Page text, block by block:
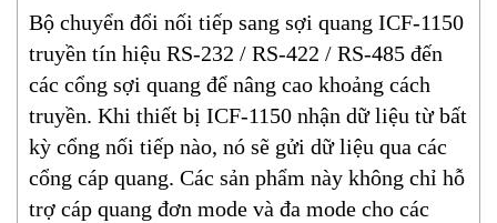
Bộ chuyển đổi nối tiếp sang sợi quang ICF-1150
truyền tín hiệu RS-232 / RS-422 / RS-485 đến
các cổng sợi quang để nâng cao khoảng cách
truyền. Khi thiết bị ICF-1150 nhận dữ liệu từ bất
kỳ cổng nối tiếp nào, nó sẽ gửi dữ liệu qua các
cổng cáp quang. Các sản phẩm này không chỉ hỗ
trợ cáp quang đơn mode và đa mode cho các